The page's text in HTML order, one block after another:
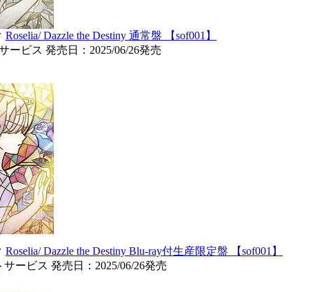
Roselia/ Dazzle the Destiny 通常盤 【sof001】
ービス 発売日：2025/06/26発売
Roselia/ Dazzle the Destiny Blu-ray付生産限定盤 【sof001】
サービス 発売日：2025/06/26発売